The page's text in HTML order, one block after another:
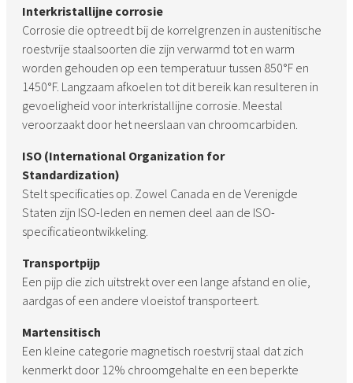
Interkristallijne corrosie
Corrosie die optreedt bij de korrelgrenzen in austenitische
roestvrije staalsoorten die zijn verwarmd tot en warm
worden gehouden op een temperatuur tussen 850°F en
1450°F. Langzaam afkoelen tot dit bereik kan resulteren in
gevoeligheid voor interkristallijne corrosie. Meestal
veroorzaakt door het neerslaan van chroomcarbiden.
ISO (International Organization for
Standardization)
Stelt specificaties op. Zowel Canada en de Verenigde
Staten zijn ISO-leden en nemen deel aan de ISO-
specificatieontwikkeling.
Transportpijp
Een pijp die zich uitstrekt over een lange afstand en olie,
aardgas of een andere vloeistof transporteert.
Martensitisch
Een kleine categorie magnetisch roestvrij staal dat zich
kenmerkt door 12% chroomgehalte en een beperkte